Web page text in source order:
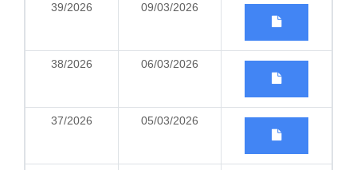
39/2026 09/03/2026
38/2026 06/03/2026
37/2026 05/03/2026